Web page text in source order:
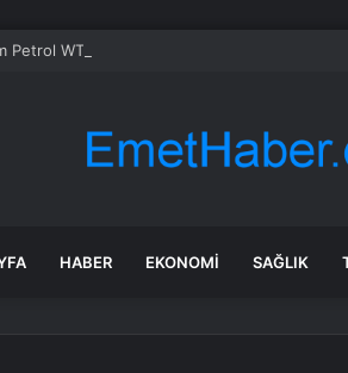
Petrol WTI Vadeli İşlemleri neden düşüyor?
HABER EKONOMI SAĞLIK